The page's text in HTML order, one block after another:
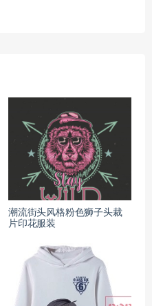
潮流街头风格粉色狮子头裁
片印花服装